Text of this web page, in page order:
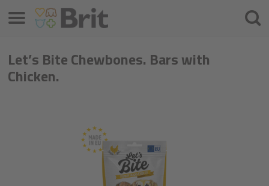
Let’s Bite Chewbones. Bars with
Chicken.
на
Меню